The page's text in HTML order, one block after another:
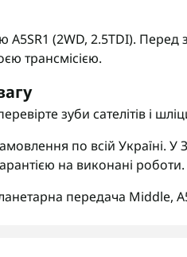
A5SR1 (2WD, 2.5TDI).
трансмісією.
зуби сателітів і
по всій Україні.
на виконані роботи.
передача Middle,